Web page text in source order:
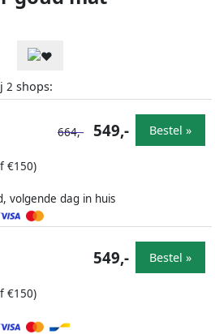
2 shops:
€150)
volgende dag in huis
664,- 549,- Bestel »
€150)
549,- Bestel »